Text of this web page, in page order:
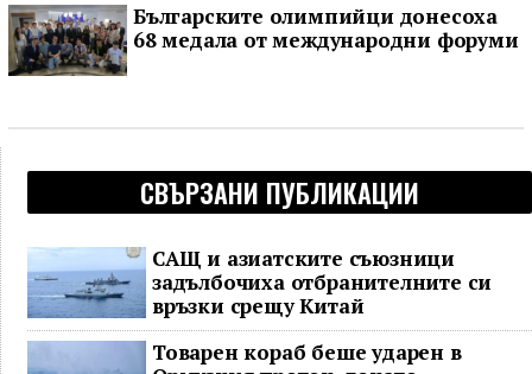
Българските олимпийци донесоха
68 медала от международни форуми
СВЪРЗАНИ ПУБЛИКАЦИИ
САЩ и азиатските съюзници
задълбочиха отбранителните си
връзки срещу Китай
Товарен кораб беше ударен в